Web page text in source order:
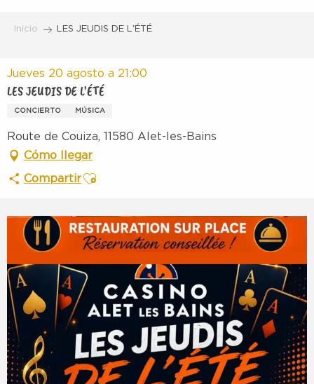
Inicio LES JEUDIS DE L'ÉTÉ
Jueves 20 agosto a 21:00
LES JEUDIS DE L'ÉTÉ
CONCIERTO MÚSICA
Route de Couiza, 11580 Alet-les-Bains
Cómo llegar
CompartirAjouter aux favoris